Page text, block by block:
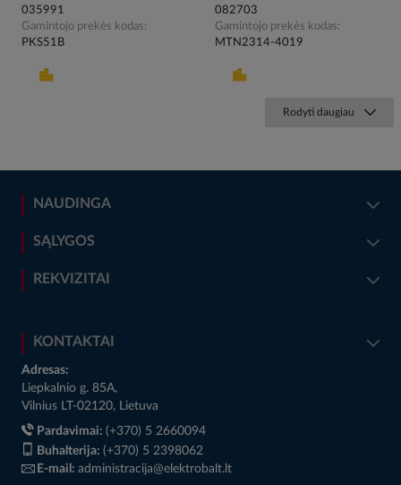
035991
Gamintojo prekės kodas
PKS51B
082703
Gamintojo prekės kodas
MTN2314-4019
Rodyti daugiau
NAUDINGA
SĄLYGOS
REKVIZITAI
KONTAKTAI
Adresas:
Liepkalnio g. 85A,
Vilnius LT-02120, Lietuva
Pardavimai: (+370) 5 2660094
Buhalterija: (+370) 5 2398062
E-mail: administracija@elektrobalt.lt